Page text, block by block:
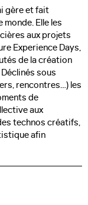
gère et fait
Elle les
aux projets
Experience Days,
de la création
sous
rencontres…) les
de
aux
technos créatifs,
afin